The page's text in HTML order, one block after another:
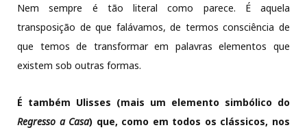
Nem sempre é tão literal como parece. É aquela
transposição de que falávamos, de termos consciência de
que temos de transformar em palavras elementos que
existem sob outras formas.
É também Ulisses (mais um elemento simbólico do
Regresso a Casa) que, como em todos os clássicos, nos